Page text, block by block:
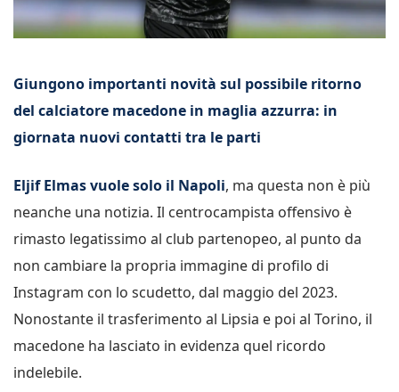
Giungono importanti novità sul possibile ritorno
del calciatore macedone in maglia azzurra: in
giornata nuovi contatti tra le parti
Eljif Elmas vuole solo il Napoli, ma questa non è più
neanche una notizia. Il centrocampista offensivo è
rimasto legatissimo al club partenopeo, al punto da
non cambiare la propria immagine di profilo di
Instagram con lo scudetto, dal maggio del 2023.
Nonostante il trasferimento al Lipsia e poi al Torino, il
macedone ha lasciato in evidenza quel ricordo
indelebile.